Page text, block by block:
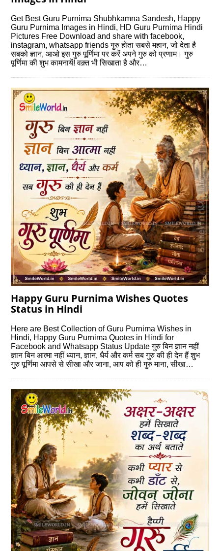
Get Best Guru Purnima Shubhkamna Sandesh, Happy
Guru Purnima Images in Hindi, HD Guru Purnima Hindi
Pictures Free Download and share with facebook,
instagram, whatsapp friends गुरु होता सबसे महान, जो देता है
सबको ज्ञान, आओ इस गुरु पूर्णिमा पर करें अपने गुरु को प्रणाम। गुरु
पूर्णिमा की शुभ कामनायें! वक़्त भी सिखाता है और…
Happy Guru Purnima Wishes Quotes
Status in Hindi
Here are Best Collection of Guru Purnima Wishes in
Hindi, Happy Guru Purnima Quotes in Hindi for
Facebook and Whatsapp Status Update गुरु बिन ज्ञान नहीं
ज्ञान बिन आत्मा नहीं ध्यान, ज्ञान, धैर्य और कर्म सब गुरु की ही देन हैं शुभ
गुरु पूर्णिमा आपसे से सीखा और जाना, आप को ही गुरु माना, सीखा…